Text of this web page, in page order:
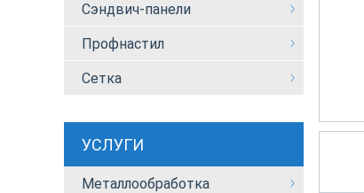
Сэндвич-панели
Профнастил
Сетка
УСЛУГИ
Металлообработка